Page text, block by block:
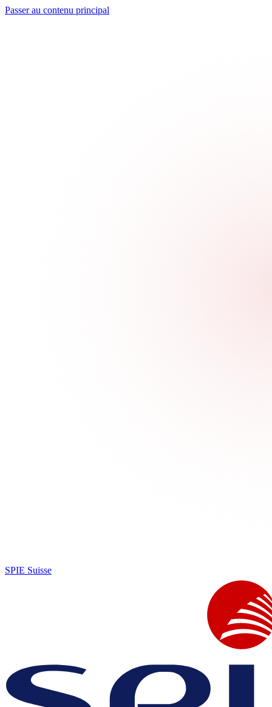
Passer au contenu principal
SPIE Suisse